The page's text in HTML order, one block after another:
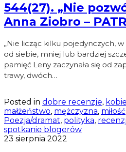
544(27). „Nie
Anna Ziobro –
„Nie licząc kilku pojedynczych,
od siebie, mniej lub bardziej
pamięć Leny zaczynała się od
trawy, dwóch…
Posted in dobre recenzje,
małżeństwo, mężczyzna, miłość
Poezja/dramat, polityka,
spotkanie blogerów
23 sierpnia 2022